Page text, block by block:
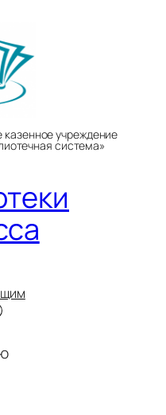
учреждение
система»